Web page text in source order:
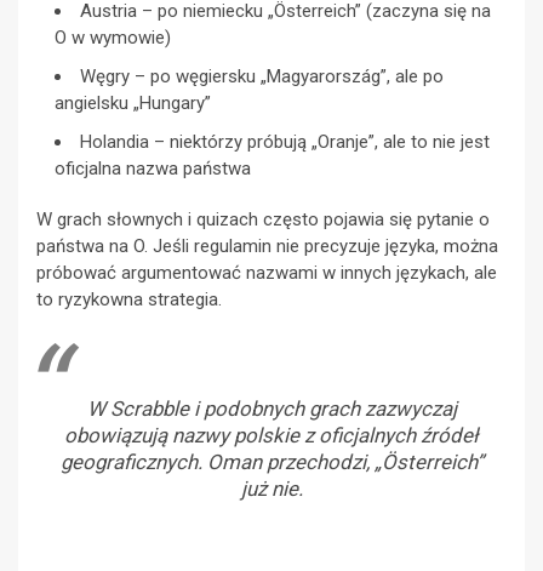
Austria – po niemiecku „Österreich” (zaczyna się na
O w wymowie)
Węgry – po węgiersku „Magyarország”, ale po
angielsku „Hungary”
Holandia – niektórzy próbują „Oranje”, ale to nie jest
oficjalna nazwa państwa
W grach słownych i quizach często pojawia się pytanie o
państwa na O. Jeśli regulamin nie precyzuje języka, można
próbować argumentować nazwami w innych językach, ale
to ryzykowna strategia.
W Scrabble i podobnych grach zazwyczaj
obowiązują nazwy polskie z oficjalnych źródeł
geograficznych. Oman przechodzi, „Österreich”
już nie.